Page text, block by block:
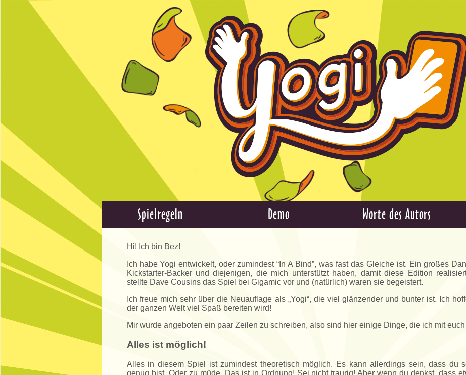
Spielregeln Demo Worte des Autors
Hi! Ich bin Bez!
Ich habe Yogi entwickelt, oder zumindest “In A Bind”, was fast das Gleiche ist. Ein großes
Kickstarter-Backer und diejenigen, die mich unterstützt haben, damit diese Edition
stellte Dave Cousins das Spiel bei Gigamic vor und (natürlich) waren sie begeistert.
Ich freue mich sehr über die Neuauflage als „Yogi“, die viel glänzender und bunter ist. Ich
der ganzen Welt viel Spaß bereiten wird!
Mir wurde angeboten ein paar Zeilen zu schreiben, also sind hier einige Dinge, die ich mit
Alles ist möglich!
Alles in diesem Spiel ist zumindest theoretisch möglich. Es kann allerdings sein, dass du
genug bist. Oder zu müde. Das ist in Ordnung! Sei nicht traurig! Aber wenn du denkst, dass